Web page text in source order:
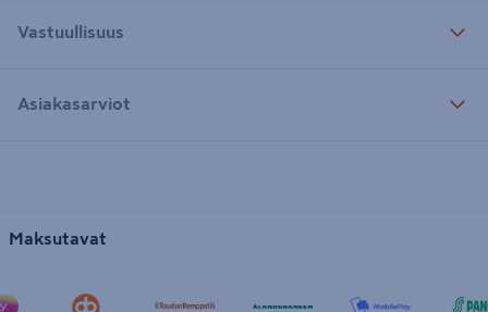
Vastuullisuus
Asiakasarviot
Maksutavat